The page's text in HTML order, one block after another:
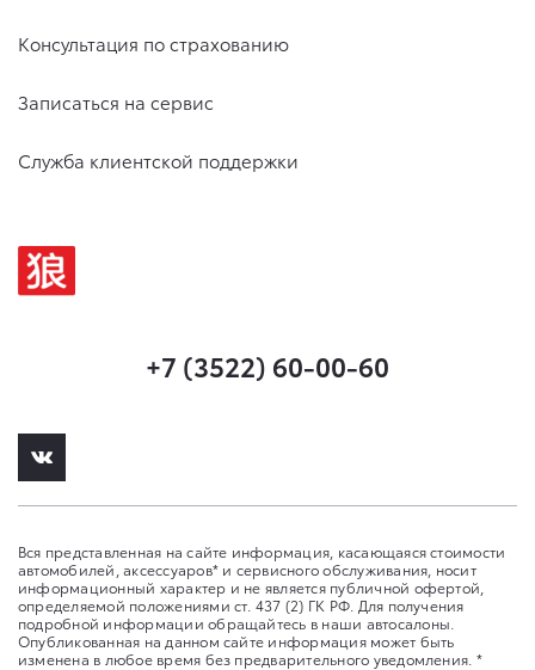
Консультация по страхованию
Записаться на сервис
Служба клиентской поддержки
+7 (3522) 60-00-60
Вся представленная на сайте информация, касающаяся стоимости
автомобилей, аксессуаров* и сервисного обслуживания, носит
информационный характер и не является публичной офертой,
определяемой положениями ст. 437 (2) ГК РФ. Для получения
подробной информации обращайтесь в наши автосалоны.
Опубликованная на данном сайте информация может быть
изменена в любое время без предварительного уведомления. *